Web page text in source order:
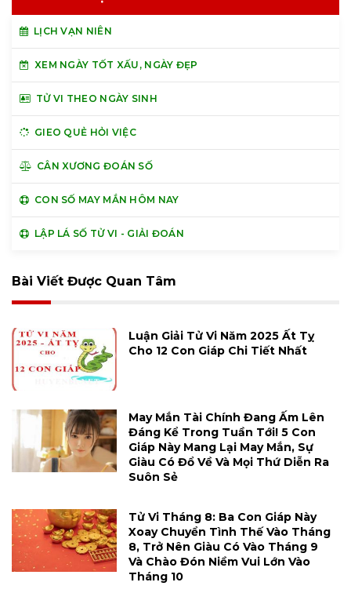
LỊCH VẠN NIÊN
XEM NGÀY TỐT XẤU, NGÀY ĐẸP
TỬ VI THEO NGÀY SINH
GIEO QUẺ HỎI VIỆC
CÂN XƯƠNG ĐOÁN SỐ
CON SỐ MAY MẮN HÔM NAY
LẬP LÁ SỐ TỬ VI - GIẢI ĐOÁN
Bài Viết Được Quan Tâm
Luận Giải Tử Vi Năm 2025 Ất Tỵ
Cho 12 Con Giáp Chi Tiết Nhất
May Mắn Tài Chính Đang Ấm Lên
Đáng Kể Trong Tuần Tới! 5 Con
Giáp Này Mang Lại May Mắn, Sự
Giàu Có Đổ Về Và Mọi Thứ Diễn Ra
Suôn Sẻ
Tử Vi Tháng 8: Ba Con Giáp Này
Xoay Chuyển Tình Thế Vào Tháng
8, Trở Nên Giàu Có Vào Tháng 9
Và Chào Đón Niềm Vui Lớn Vào
Tháng 10